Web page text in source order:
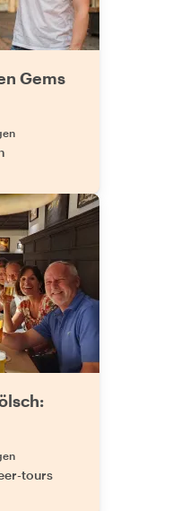
Gems
tours